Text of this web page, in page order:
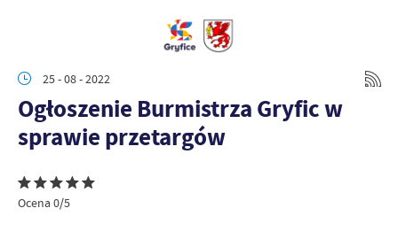
25 - 08 - 2022
Ogłoszenie Burmistrza Gryfic w
sprawie przetargów
Ocena 0/5